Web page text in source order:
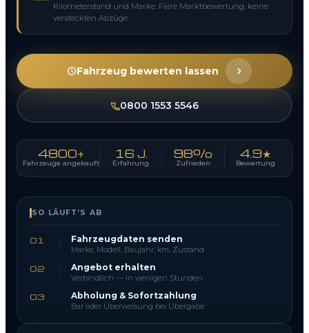
Kilometerstand und Marke. Faire Marktbewertung, keine
versteckten Abzüge.
Fahrzeug bewerten lassen
0800 1553 5546
4800+
Fahrzeuge angekauft
16 J.
Erfahrung
98%
Zufrieden
4.9★
Bewertung
SO LÄUFT’S AB
01 Fahrzeugdaten senden
Marke, Modell, Baujahr, km, Zustand
02 Angebot erhalten
Verbindlich — in wenigen Stunden
03 Abholung & Sofortzahlung
Bar oder Überweisung bei Übergabe